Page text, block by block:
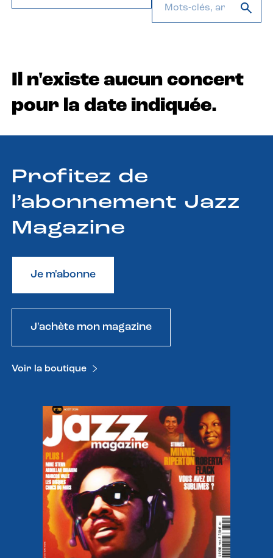
Il n'existe aucun concert
pour la date indiquée.
Profitez de
l’abonnement Jazz
Magazine
Je m'abonne
J'achète mon magazine
Voir la boutique